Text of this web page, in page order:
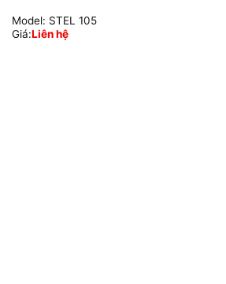
Model: STEL 105
Giá:Liên hệ